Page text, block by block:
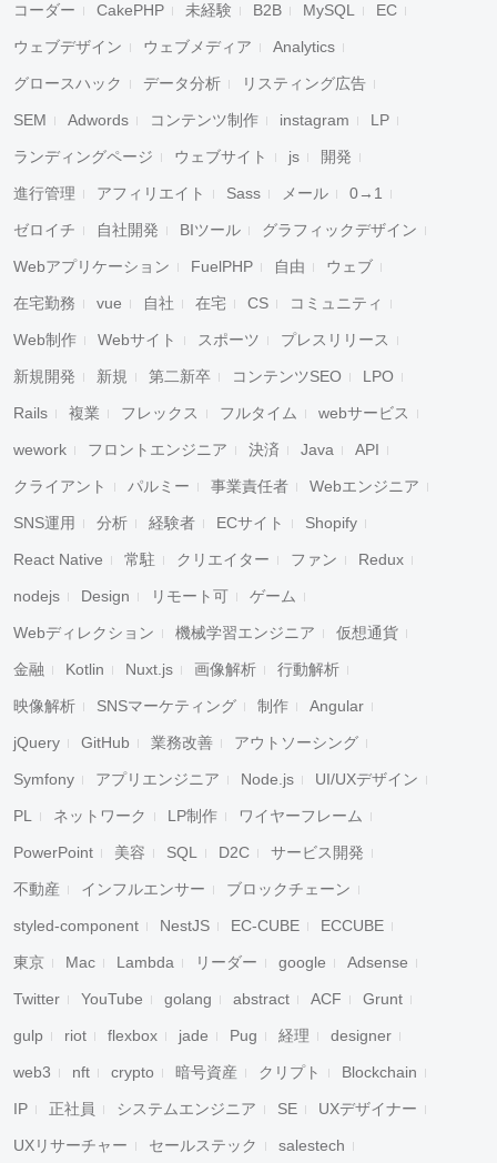
コーダー CakePHP 未経験 B2B MySQL EC
ウェブデザイン ウェブメディア Analytics
グロースハック データ分析 リスティング広告
SEM Adwords コンテンツ制作 instagram LP
ランディングページ ウェブサイト js 開発
進行管理 アフィリエイト Sass メール 0→1
ゼロイチ 自社開発 BIツール グラフィックデザイン
Webアプリケーション FuelPHP 自由 ウェブ
在宅勤務 vue 自社 在宅 CS コミュニティ
Web制作 Webサイト スポーツ プレスリリース
新規開発 新規 第二新卒 コンテンツSEO LPO
Rails 複業 フレックス フルタイム webサービス
wework フロントエンジニア 決済 Java API
クライアント パルミー 事業責任者 Webエンジニア
SNS運用 分析 経験者 ECサイト Shopify
React Native 常駐 クリエイター ファン Redux
nodejs Design リモート可 ゲーム
Webディレクション 機械学習エンジニア 仮想通貨
金融 Kotlin Nuxt.js 画像解析 行動解析
映像解析 SNSマーケティング 制作 Angular
jQuery GitHub 業務改善 アウトソーシング
Symfony アプリエンジニア Node.js UI/UXデザイン
PL ネットワーク LP制作 ワイヤーフレーム
PowerPoint 美容 SQL D2C サービス開発
不動産 インフルエンサー ブロックチェーン
styled-component NestJS EC-CUBE ECCUBE
東京 Mac Lambda リーダー google Adsense
Twitter YouTube golang abstract ACF Grunt
gulp riot flexbox jade Pug 経理 designer
web3 nft crypto 暗号資産 クリプト Blockchain
IP 正社員 システムエンジニア SE UXデザイナー
UXリサーチャー セールステック salestech